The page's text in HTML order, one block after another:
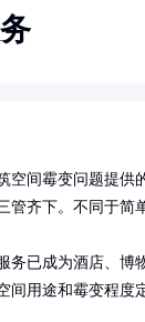
空间霉变问题提供
管齐下。不同于简
务已成为酒店、
间用途和霉变程度